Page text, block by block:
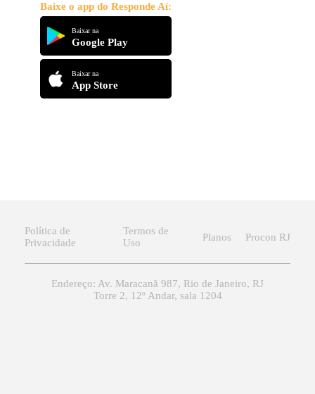
Baixe o app do Responde Aí:
Baixar na
Google Play
Baixar na
App Store
Política de
Privacidade
Termos de
Uso
Planos Procon RJ
Endereço: Av. Maracanã 987, Rio de Janeiro, RJ
Torre 2, 12º Andar, sala 1204